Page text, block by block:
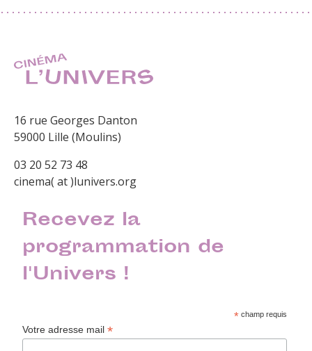
16 rue Georges Danton
59000 Lille (Moulins)
03 20 52 73 48
cinema( at )lunivers.org
Recevez la
programmation de
l'Univers !
* champ requis
Votre adresse mail*